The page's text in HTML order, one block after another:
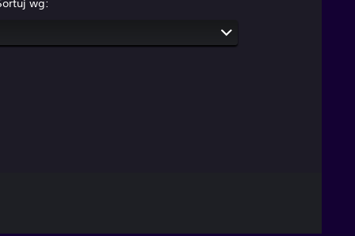
wg: